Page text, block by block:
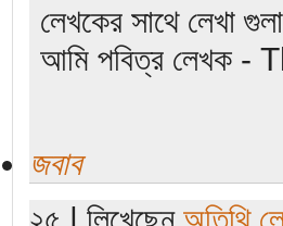
লেখকের সাথে লেখা
আমি পবিত্র লেখক
জবাব
২৫ | লিখেছেন অতিথি